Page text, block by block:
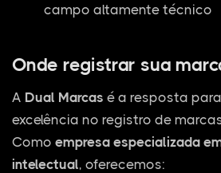
campo altamente técnico
Onde registrar sua
A Dual Marcas é a resposta
excelência no registro de
Como empresa especializada
intelectual, oferecemos: